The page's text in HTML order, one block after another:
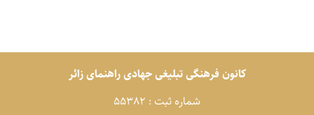
کانون فرهنگی تبلیغی جهادی راهنمای زائر
شماره ثبت : 55382